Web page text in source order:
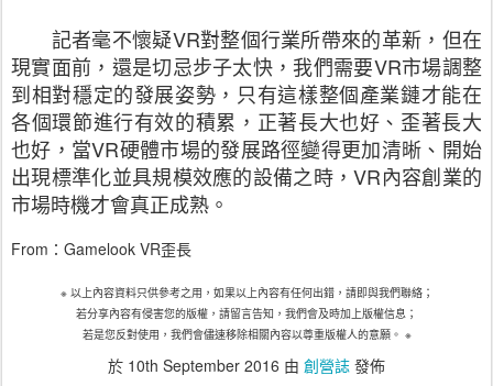
記者毫不懷疑VR對整個行業所帶來的革新，但在
現實面前，還是切忌步子太快，我們需要VR市場調整
到相對穩定的發展姿勢，只有這樣整個產業鏈才能在
各個環節進行有效的積累，正著長大也好、歪著長大
也好，當VR硬體市場的發展路徑變得更加清晰、開始
出現標準化並具規模效應的設備之時，VR內容創業的
市場時機才會真正成熟。
From ： Gamelook VR歪長
※ 以上內容資料只供參考之用，如果以上內容有任何出錯，請即與我們聯絡；
若分享內容有侵害您的版權，請留言告知，我們會及時加上版權信息；
若是您反對使用，我們會儘速移除相關內容以尊重版權人的意願。 ※
於 10th September 2016 由 創營誌 發佈